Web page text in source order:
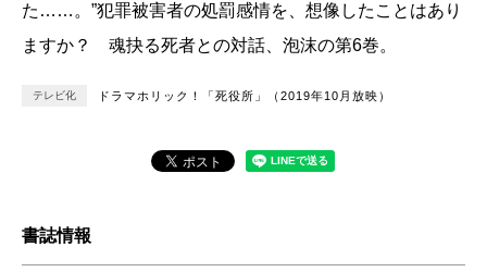
た……。”犯罪被害者の処罰感情を、想像したことはあり
ますか？ 魂抉る死者との対話、泡沫の第6巻。
テレビ化 ドラマホリック！「死役所」（2019年10月放映）
書誌情報